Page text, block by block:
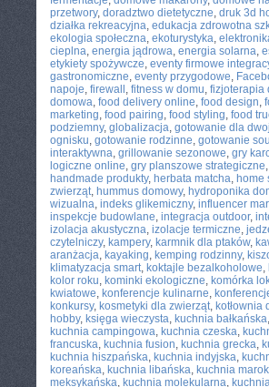
przetwory, doradztwo dietetyczne, druk 3d
działka rekreacyjna, edukacja zdrowotna
ekologia społeczna, ekoturystyka,
cieplna, energia jądrowa, energia solarna,
etykiety spożywcze, eventy firmowe
gastronomiczne, eventy przygodowe,
napoje, firewall , fitness w domu, fizjoterapia
domowa, food delivery online, food design,
marketing, food pairing, food styling, food
podziemny, globalizacja, gotowanie dla
ognisku, gotowanie rodzinne, gotowanie
interaktywna, grillowanie sezonowe, gry
logiczne online, gry planszowe strategiczne,
handmade produkty, herbata matcha, home
zwierząt, hummus domowy, hydroponika
wizualna, indeks glikemiczny, influencer
inspekcje budowlane, integracja outdoor,
izolacja akustyczna, izolacje termiczne,
czytelniczy, kampery, karmnik dla ptaków,
aranżacja, kayaking, kemping rodzinny,
klimatyzacja smart, koktajle bezalkoholowe,
kolor roku, kominki ekologiczne, komórka
kwiatowe, konferencje kulinarne,
konkursy, kosmetyki dla zwierząt, kotłownia
hobby, księga wieczysta, kuchnia bałkańska,
kuchnia campingowa, kuchnia czeska,
francuska, kuchnia fusion, kuchnia grecka,
kuchnia hiszpańska, kuchnia indyjska,
koreańska, kuchnia libańska, kuchnia
meksykańska, kuchnia molekularna,